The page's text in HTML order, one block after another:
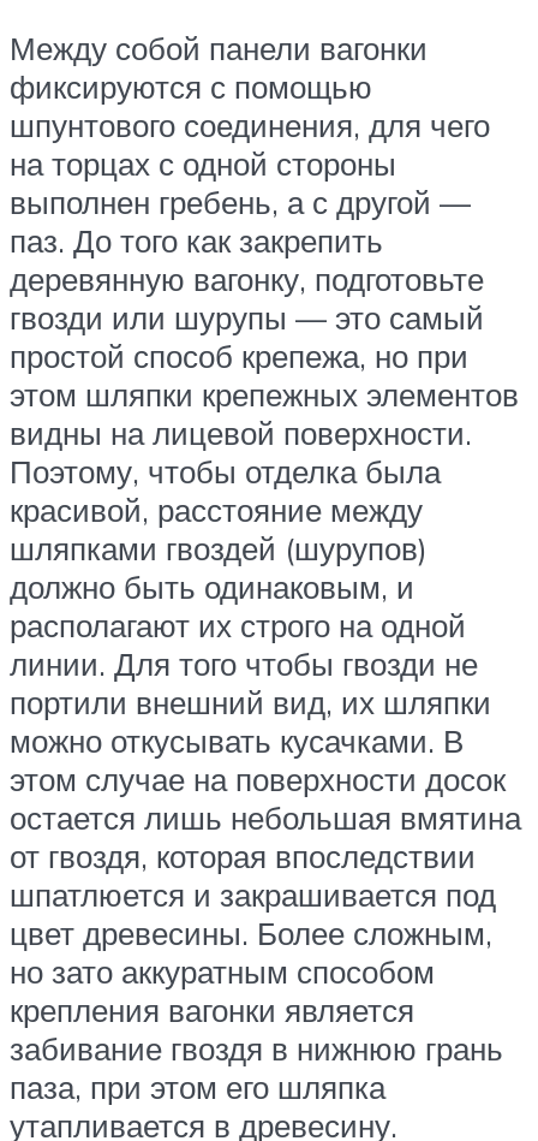
Между собой панели вагонки
фиксируются с помощью
шпунтового соединения, для чего
на торцах с одной стороны
выполнен гребень, а с другой —
паз. До того как закрепить
деревянную вагонку, подготовьте
гвозди или шурупы — это самый
простой способ крепежа, но при
этом шляпки крепежных элементов
видны на лицевой поверхности.
Поэтому, чтобы отделка была
красивой, расстояние между
шляпками гвоздей (шурупов)
должно быть одинаковым, и
располагают их строго на одной
линии. Для того чтобы гвозди не
портили внешний вид, их шляпки
можно откусывать кусачками. В
этом случае на поверхности досок
остается лишь небольшая вмятина
от гвоздя, которая впоследствии
шпатлюется и закрашивается под
цвет древесины. Более сложным,
но зато аккуратным способом
крепления вагонки является
забивание гвоздя в нижнюю грань
паза, при этом его шляпка
утапливается в древесину.